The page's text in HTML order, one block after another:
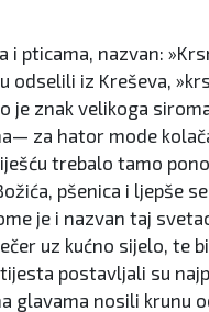
pticama, nazvan:
iz Kreševa,
je znak velikoga
za hator mode
trebalo tamo
pšenica i ljepše
je i nazvan taj
uz kućno sijelo, te
postavljali su
glavama nosili krunu